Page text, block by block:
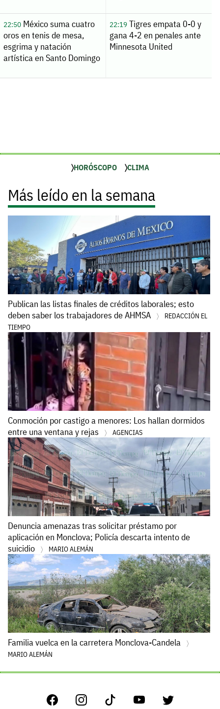
22:50México suma cuatro
oros en tenis de mesa,
esgrima y natación
artística en Santo Domingo
22:19Tigres empata 0-0 y
gana 4-2 en penales ante
Minnesota United
HORÓSCOPO CLIMA
Más leído en la semana
Publican las listas finales de créditos laborales; esto
deben saber los trabajadores de AHMSA
REDACCIÓN EL
TIEMPO
Conmoción por castigo a menores: Los hallan dormidos
entre una ventana y rejas
AGENCIAS
Denuncia amenazas tras solicitar préstamo por
aplicación en Monclova; Policía descarta intento de
suicidio
MARIO ALEMÁN
Familia vuelca en la carretera Monclova-Candela
MARIO ALEMÁN